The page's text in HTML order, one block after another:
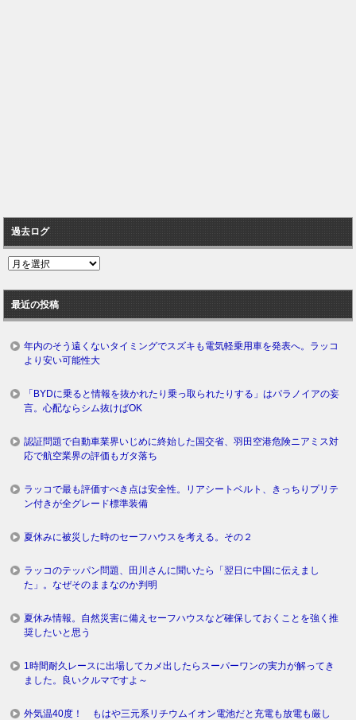
過去ログ
過
ロ
グ
最近の投稿
年内のそう遠くないタイミングでスズキも電気軽乗用車を発表へ。ラッコ
より安い可能性大
「BYDに乗ると情報を抜かれたり乗っ取られたりする」はパラノイアの妄
言。心配ならシム抜けばOK
認証問題で自動車業界いじめに終始した国交省、羽田空港危険ニアミス対
応で航空業界の評価もガタ落ち
ラッコで最も評価すべき点は安全性。リアシートベルト、きっちりプリテ
ン付きが全グレード標準装備
夏休みに被災した時のセーフハウスを考える。その２
ラッコのテッパン問題、田川さんに聞いたら「翌日に中国に伝えまし
た」。なぜそのままなのか判明
夏休み情報。自然災害に備えセーフハウスなど確保しておくことを強く推
奨したいと思う
1時間耐久レースに出場してカメ出したらスーパーワンの実力が解ってき
ました。良いクルマですよ～
外気温40度！ もはや三元系リチウムイオン電池だと充電も放電も厳し